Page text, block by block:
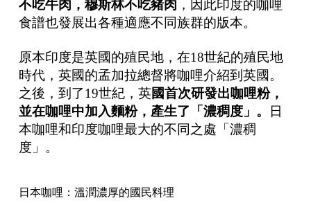
不吃牛肉，穆斯林不吃豬肉 ，因此印度的咖哩
食譜也發展出各種適應不同族群的版本。
原本印度是英國的殖民地，在18世紀的殖民地
時代，英國的孟加拉總督將咖哩介紹到英國。
之後，到了19世紀，英國首次研發出咖哩粉，
並在咖哩中加入麵粉，產生了「濃稠度」。
日
本咖哩和印度咖哩最大的不同之處「濃稠
度」。
日本咖哩：溫潤濃厚的國民料理